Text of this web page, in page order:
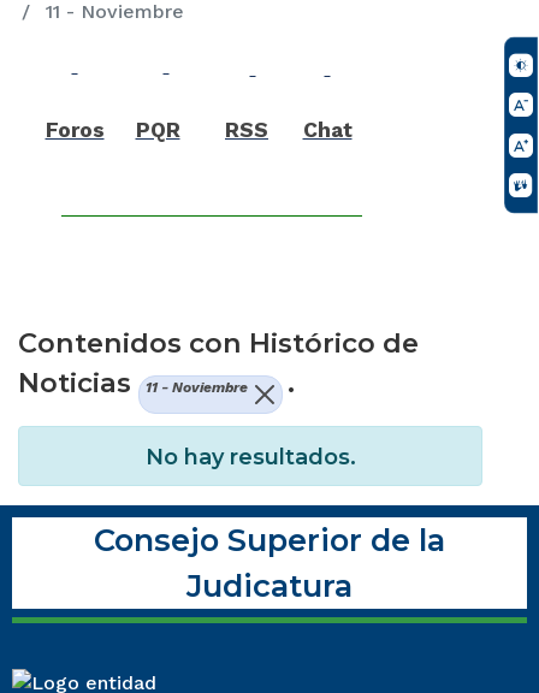
11 - Noviembre
Foros PQR RSS Chat
Contenidos con Histórico de
Noticias
11 - Noviembre .
No hay resultados.
Consejo Superior de la
Judicatura